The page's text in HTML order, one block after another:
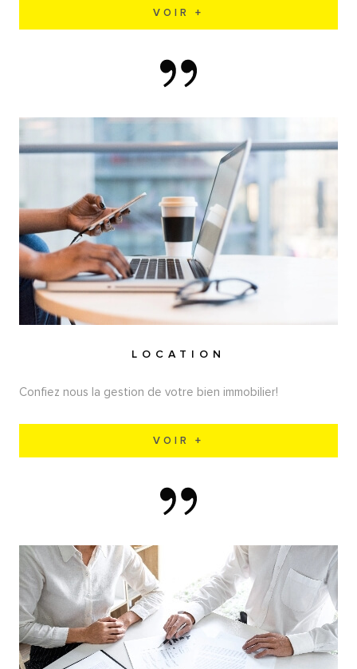
VOIR +
LOCATION
Confiez nous la gestion de votre bien immobilier!
VOIR +